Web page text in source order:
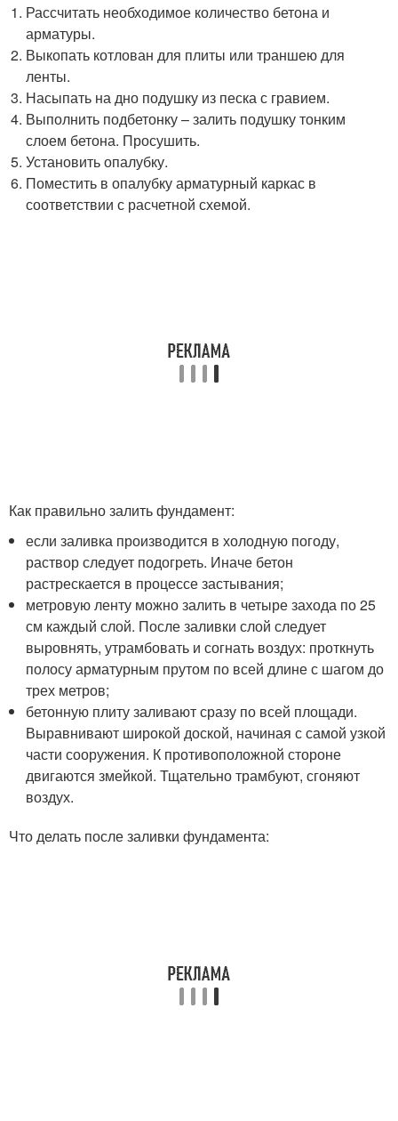
Рассчитать необходимое количество бетона и
арматуры.
Выкопать котлован для плиты или траншею для
ленты.
Насыпать на дно подушку из песка с гравием.
Выполнить подбетонку – залить подушку тонким
слоем бетона. Просушить.
Установить опалубку.
Поместить в опалубку арматурный каркас в
соответствии с расчетной схемой.
Как правильно залить фундамент:
если заливка производится в холодную погоду,
раствор следует подогреть. Иначе бетон
растрескается в процессе застывания;
метровую ленту можно залить в четыре захода по 25
см каждый слой. После заливки слой следует
выровнять, утрамбовать и согнать воздух: проткнуть
полосу арматурным прутом по всей длине с шагом до
трех метров;
бетонную плиту заливают сразу по всей площади.
Выравнивают широкой доской, начиная с самой узкой
части сооружения. К противоположной стороне
двигаются змейкой. Тщательно трамбуют, сгоняют
воздух.
Что делать после заливки фундамента: